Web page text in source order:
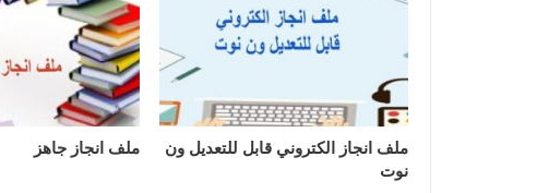
ملف انجاز الكتروني قابل للتعديل ون
نوت
ملف انجاز جاهز